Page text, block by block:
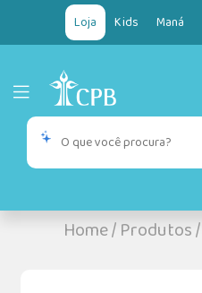
Loja Kids Maná
Home/Produtos/